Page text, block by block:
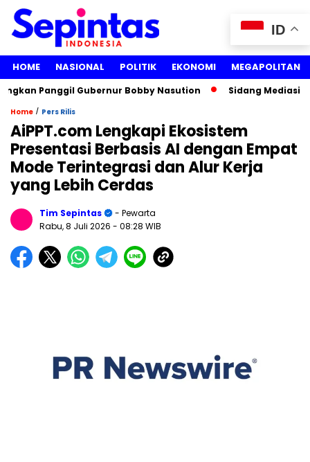
HOME NASIONAL POLITIK EKONOMI MEGAPOLITAN
Panggil Gubernur Bobby Nasution Sidang Mediasi
Home / Pers Rilis
AiPPT.com Lengkapi Ekosistem
Presentasi Berbasis AI dengan Empat
Mode Terintegrasi dan Alur Kerja
yang Lebih Cerdas
Tim Sepintas
- Pewarta
Rabu, 8 Juli 2026 - 08:28 WIB
ID